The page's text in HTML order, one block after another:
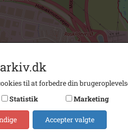
til at forbedre din
Statistik Marketing
Accepter valgte